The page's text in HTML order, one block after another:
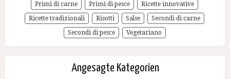
Primi di carne
Primi di pesce
Ricette innovative
Ricette tradizionali
Risotti Salse
Secondi di carne
Secondi di pesce
Vegetariano
Angesagte Kategorien